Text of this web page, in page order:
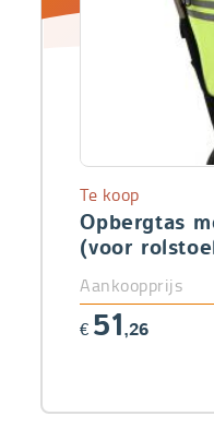
Opbergtas
(voor
Te koop
Aankoopprijs
€ 51,26